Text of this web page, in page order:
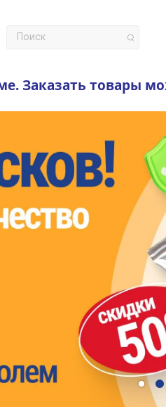
Заказать товары